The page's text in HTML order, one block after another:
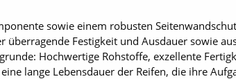
sowie einem robusten
Festigkeit und Ausdauer sowie
Hochwertige Rohstoffe, exzellente
lange Lebensdauer der Reifen, die ihre